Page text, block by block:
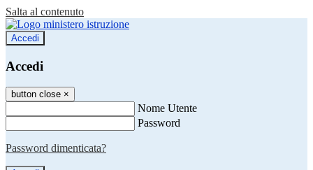
Salta al contenuto
Accedi
Accedi
button close ×
Nome Utente
Password
Password dimenticata?